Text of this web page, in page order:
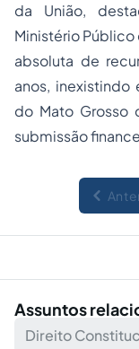
da União,
Ministério
absoluta de
anos,
do Mato Grosso
submissão
Assuntos
Direito